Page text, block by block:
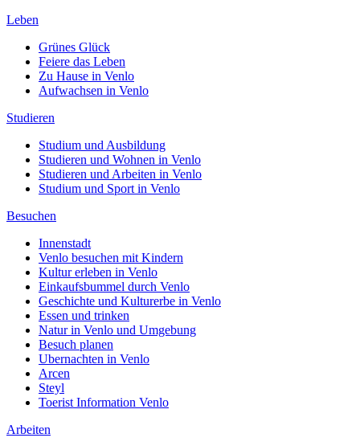
Leben
Grünes Glück
Feiere das Leben
Zu Hause in Venlo
Aufwachsen in Venlo
Studieren
Studium und Ausbildung
Studieren und Wohnen in Venlo
Studieren und Arbeiten in Venlo
Studium und Sport in Venlo
Besuchen
Innenstadt
Venlo besuchen mit Kindern
Kultur erleben in Venlo
Einkaufsbummel durch Venlo
Geschichte und Kulturerbe in Venlo
Essen und trinken
Natur in Venlo und Umgebung
Besuch planen
Ubernachten in Venlo
Arcen
Steyl
Toerist Information Venlo
Arbeiten